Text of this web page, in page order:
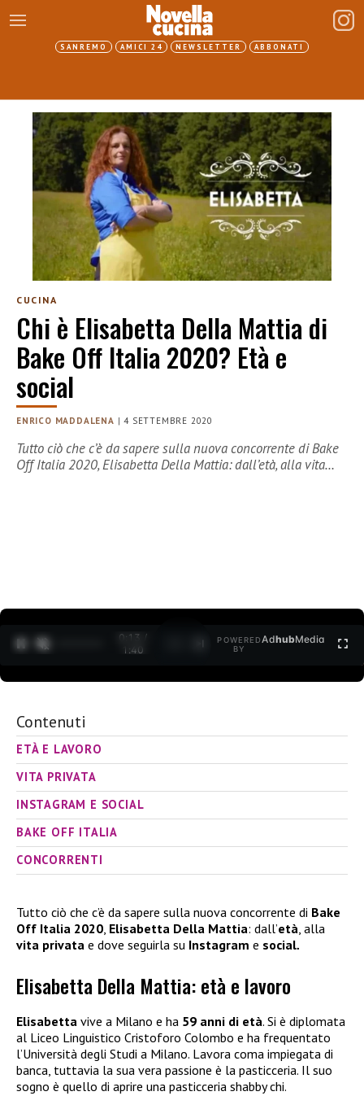
SANREMO AMICI 24 NEWSLETTER ABBONATI
CUCINA
Chi è Elisabetta Della Mattia di
Bake Off Italia 2020? Età e
social
ENRICO MADDALENA |4 SETTEMBRE 2020
Tutto ciò che c’è da sapere sulla nuova concorrente di Bake
Off Italia 2020, Elisabetta Della Mattia: dall’età, alla vita…
0:14 /
1:40
POWERED
BY
AdhubMedia
Contenuti
ETÀ E LAVORO
VITA PRIVATA
INSTAGRAM E SOCIAL
BAKE OFF ITALIA
CONCORRENTI
Tutto ciò che c’è da sapere sulla nuova concorrente di Bake
Off Italia 2020, Elisabetta Della Mattia: dall’età, alla
vita privata e dove seguirla su Instagram e social.
Elisabetta Della Mattia: età e lavoro
Elisabetta vive a Milano e ha 59 anni di età. Si è diplomata
al Liceo Linguistico Cristoforo Colombo e ha frequentato
l’Università degli Studi a Milano. Lavora coma impiegata di
banca, tuttavia la sua vera passione è la pasticceria. Il suo
sogno è quello di aprire una pasticceria shabby chi.